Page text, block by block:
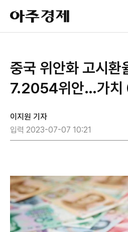
아
주
경
중국 위안화 고시환
7.2054위안…가치
이지원 기자
입력 2023-07-07 10:21